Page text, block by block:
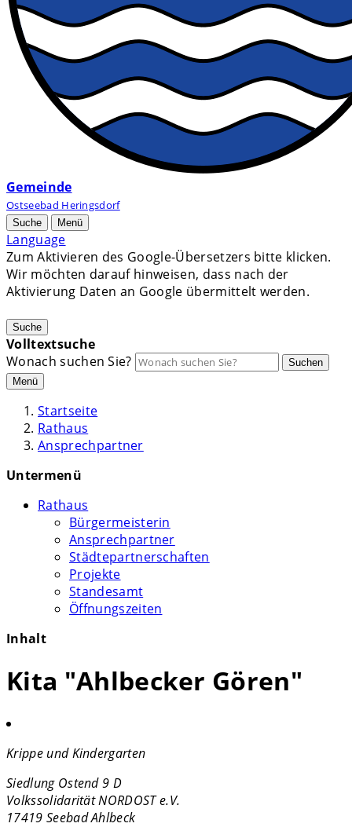
Gemeinde
Ostseebad Heringsdorf
Suche Menü
Language
Zum Aktivieren des Google-Übersetzers bitte klicken.
Wir möchten darauf hinweisen, dass nach der
Aktivierung Daten an Google übermittelt werden.
Suche
Volltextsuche
Wonach suchen Sie?
Suchen
Menü
Startseite
Rathaus
Ansprechpartner
Untermenü
Rathaus
Bürgermeisterin
Ansprechpartner
Städtepartnerschaften
Projekte
Standesamt
Öffnungszeiten
Inhalt
Kita "Ahlbecker Gören"
Krippe und Kindergarten
Siedlung Ostend 9 D
Volkssolidarität NORDOST e.V.
17419 Seebad Ahlbeck